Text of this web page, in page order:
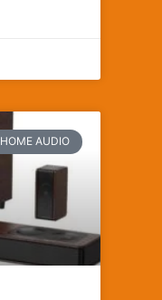
HOME AUDIO